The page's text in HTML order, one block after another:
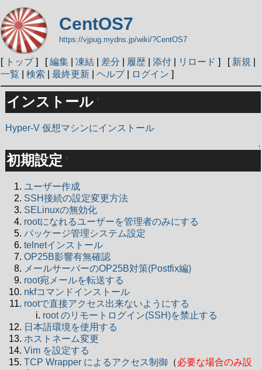
CentOS7
https://vjpug.mydns.jp/wiki/?CentOS7
[ トップ] [編集 凍結 差分 履歴 添付 リロード ] [ 新規
一覧
検索 最終更新 ヘルプ| ログイン ]
インストール †
Hyper-V 仮想マシンにインストール
↑
初期設定 †
ユーザー作成
SSH接続の設定変更方法
SELinuxの無効化
rootになれるユーザーを管理者のみにする
パッケージ管理システム設定
telnetインストール
OP25B影響有無確認
メールサーバーのOP25B対策(Postfix編)
root宛メールを転送する
nkfコマンドインストール
rootで直接アクセス出来ないようにする
root のリモートログイン(SSH)を禁止する
日本語環境を使用する
ホストネーム変更
Vim を設定する
TCP Wrapper によるアクセス制御 （必要な場合のみ設